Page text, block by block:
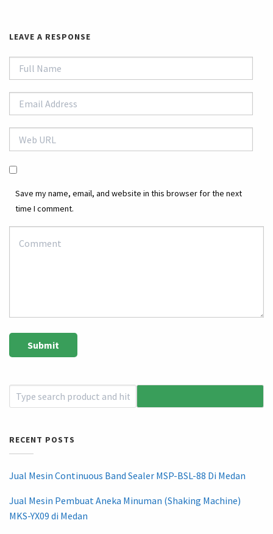
LEAVE A RESPONSE
Save my name, email, and website in this browser for the next
time I comment.
RECENT POSTS
Jual Mesin Continuous Band Sealer MSP-BSL-88 Di Medan
Jual Mesin Pembuat Aneka Minuman (Shaking Machine)
MKS-YX09 di Medan